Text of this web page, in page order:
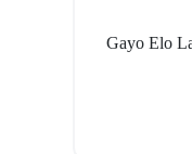
Gayo Elo